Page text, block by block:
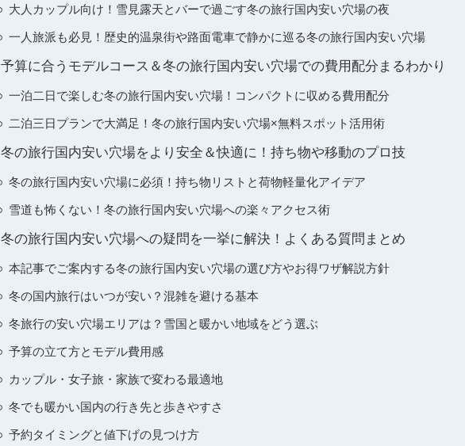
大人カップル向け！雪見露天とバーで過ごす冬の旅行国内安い穴場の夜
一人旅派も必見！歴史的温泉街や路面電車で静かに巡る冬の旅行国内安い穴場
予算に合うモデルコース＆冬の旅行国内安い穴場での費用配分まるわかり
一泊二日で楽しむ冬の旅行国内安い穴場！コンパクトに収める費用配分
二泊三日プランで大満足！冬の旅行国内安い穴場×無料スポット活用術
冬の旅行国内安い穴場をより安全＆快適に！持ち物や移動のプロ技
冬の旅行国内安い穴場に必須！持ち物リストと荷物軽量化アイデア
雪道も怖くない！冬の旅行国内安い穴場への楽々アクセス術
冬の旅行国内安い穴場への疑問を一挙に解決！よくある質問まとめ
本記事でご案内する冬の旅行国内安い穴場の選び方やお得ワザ解説方針
冬の国内旅行はいつが安い？混雑を避ける基本
冬旅行の安い穴場エリアは？雪国と暖かい地域をどう選ぶ
予算の立て方とモデル費用感
カップル・女子旅・家族で変わる最適地
冬でも暖かい国内の行き先と歩きやすさ
予約タイミングと値下げの見つけ方